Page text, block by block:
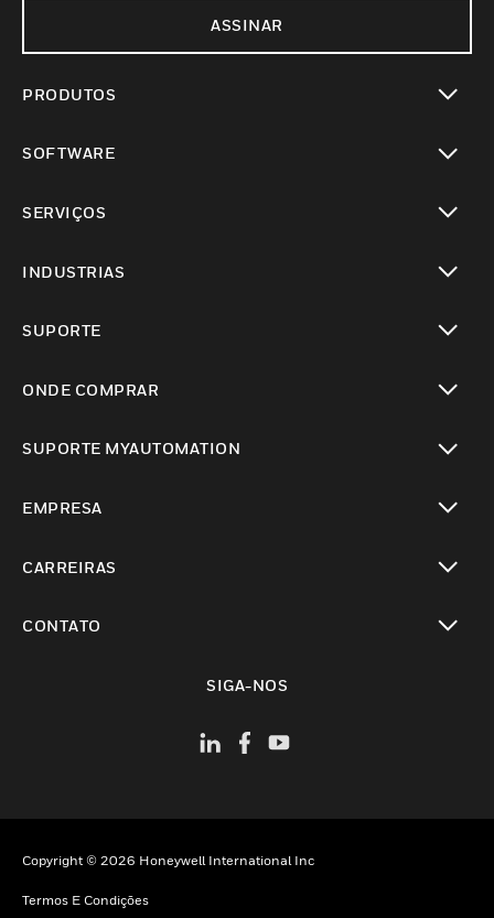
ASSINAR
PRODUTOS
SOFTWARE
SERVIÇOS
INDUSTRIAS
SUPORTE
ONDE COMPRAR
SUPORTE MYAUTOMATION
EMPRESA
CARREIRAS
CONTATO
SIGA-NOS
Copyright © 2026 Honeywell International Inc
Termos E Condições